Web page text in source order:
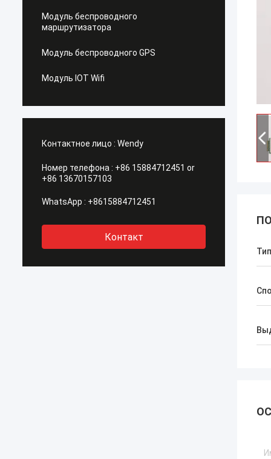
Модуль беспроводного
маршрутизатора
Модуль беспроводного GPS
Модуль IOT Wifi
Контактное лицо : Wendy
Номер телефона : +86 15884712451 or
+86 13670157103
WhatsApp : +8615884712451
Контакт
Тип